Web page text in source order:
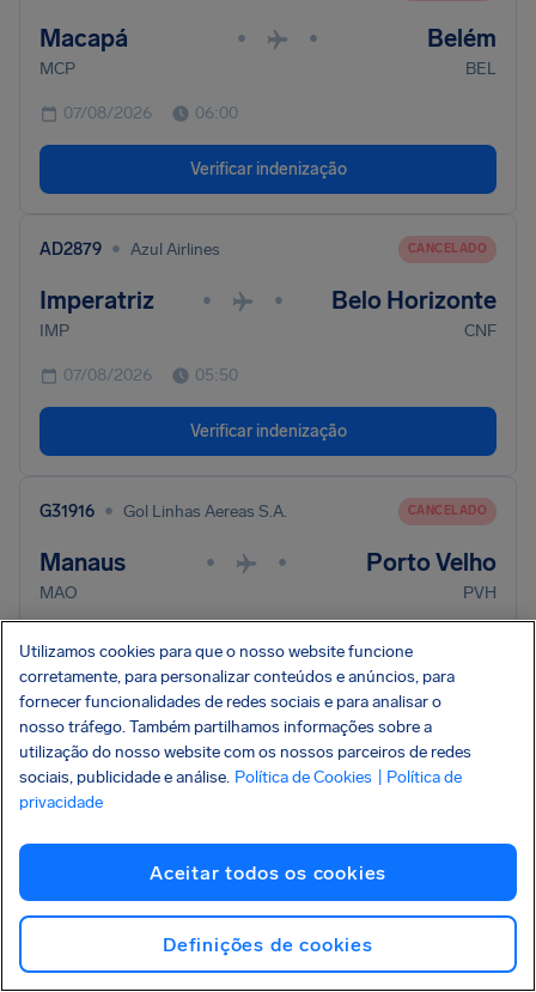
Macapá • • Belém
MCP BEL
07/08/2026 06:00
Verificar indenização
AD2879 • Azul Airlines CANCELADO
Imperatriz • • Belo Horizonte
IMP CNF
07/08/2026 05:50
Verificar indenização
G31916 • Gol Linhas Aereas S.A. CANCELADO
Manaus • • Porto Velho
MAO PVH
Verificar indenização
Seu voo não está aqui? Use nossa verificação de
Utilizamos cookies para que o nosso website funcione
corretamente, para personalizar conteúdos e anúncios, para
fornecer funcionalidades de redes sociais e para analisar o
nosso tráfego. Também partilhamos informações sobre a
utilização do nosso website com os nossos parceiros de redes
sociais, publicidade e análise. Política de Cookies
| Política de
privacidade
Aceitar todos os cookies
Definições de cookies